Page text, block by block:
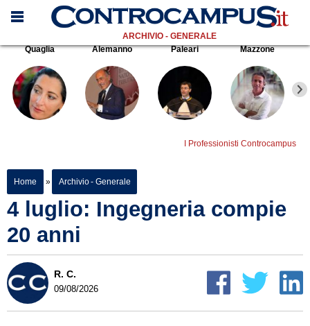
ARCHIVIO - GENERALE
Quaglia
Alemanno Paleari Mazzone
I Professionisti Controcampus
Home » Archivio - Generale
4 luglio: Ingegneria compie
20 anni
R. C.
09/08/2026